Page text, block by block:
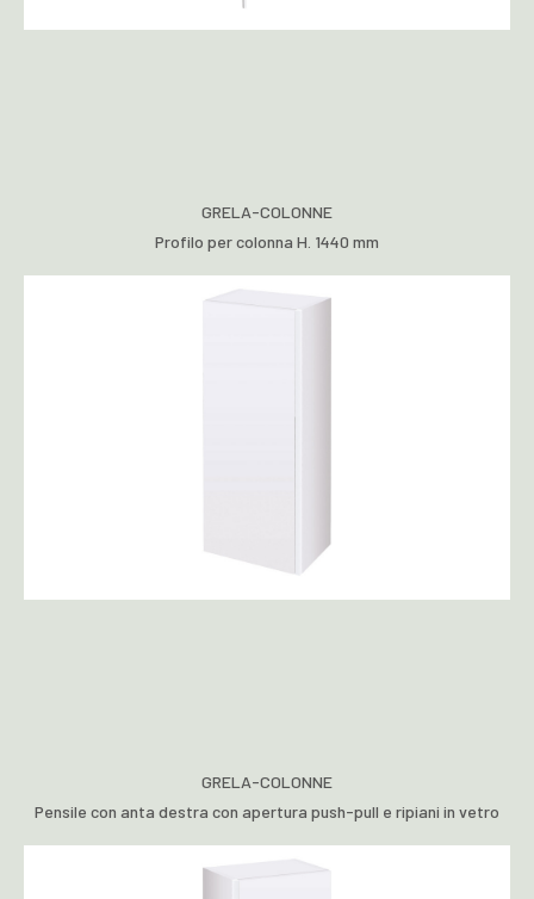
GRELA-COLONNE
Profilo per colonna H. 1440 mm
GRELA-COLONNE
Pensile con anta destra con apertura push-pull e ripiani in vetro